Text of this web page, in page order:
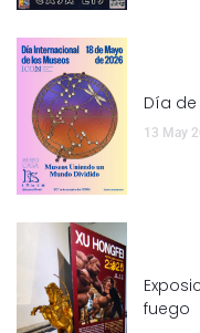
Día de
13 May
fuego